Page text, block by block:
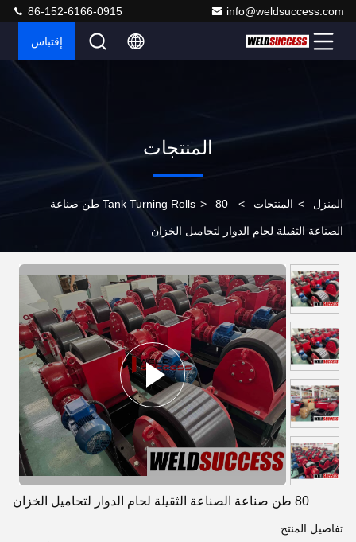
info@weldsuccess.com
86-152-6166-0915
إقتباس
المنتجات
المنزل > المنتجات >
Tank Turning Rolls > 80 طن صناعة
الصناعة الثقيلة لحام الدوار لتحاميل الخزان
80 طن صناعة الصناعة الثقيلة لحام الدوار لتحاميل الخزان
تفاصيل المنتج